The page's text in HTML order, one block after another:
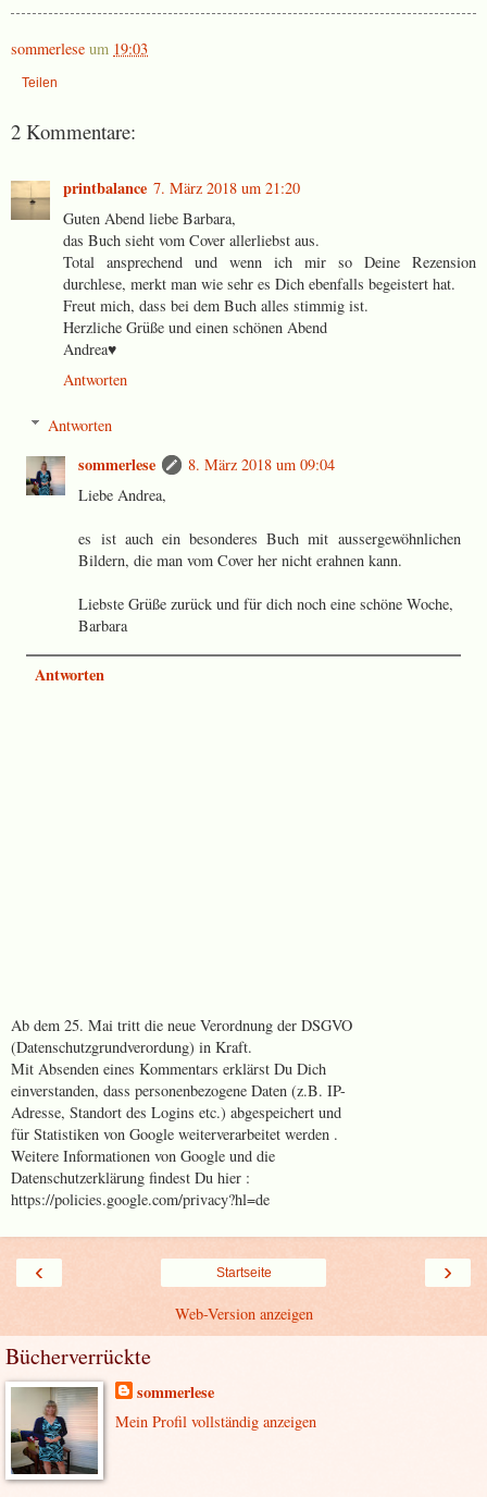
sommerlese um 19:03
Teilen
2 Kommentare:
printbalance 7. März 2018 um 21:20
Guten Abend liebe Barbara,
das Buch sieht vom Cover allerliebst aus.
Total ansprechend und wenn ich mir so Deine Rezension
durchlese, merkt man wie sehr es Dich ebenfalls begeistert hat.
Freut mich, dass bei dem Buch alles stimmig ist.
Herzliche Grüße und einen schönen Abend
Andrea♥
Antworten
Antworten
sommerlese
8. März 2018 um 09:04
Liebe Andrea,
es ist auch ein besonderes Buch mit aussergewöhnlichen
Bildern, die man vom Cover her nicht erahnen kann.
Liebste Grüße zurück und für dich noch eine schöne Woche,
Barbara
Antworten
Ab dem 25. Mai tritt die neue Verordnung der DSGVO
(Datenschutzgrundverordung) in Kraft.
Mit Absenden eines Kommentars erklärst Du Dich
einverstanden, dass personenbezogene Daten (z.B. IP-
Adresse, Standort des Logins etc.) abgespeichert und
für Statistiken von Google weiterverarbeitet werden .
Weitere Informationen von Google und die
Datenschutzerklärung findest Du hier :
https://policies.google.com/privacy?hl=de
‹ ›
Startseite
Web-Version anzeigen
Bücherverrückte
sommerlese
Mein Profil vollständig anzeigen